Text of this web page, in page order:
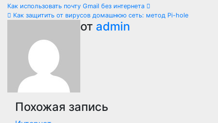
Навигация
записям
Как использовать почту Gmail без интернета
Как защитить от вирусов домашнюю сеть: метод Pi-hole
от admin
Похожая запись